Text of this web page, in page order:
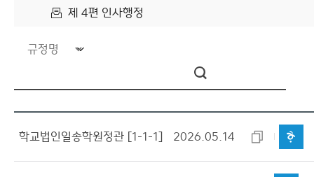
제 4편 인사행정
제 2장 직원인사
제 7편 부속 및 부설기관
학교법인일송학원정관 [1-1-1] 2026.05.14